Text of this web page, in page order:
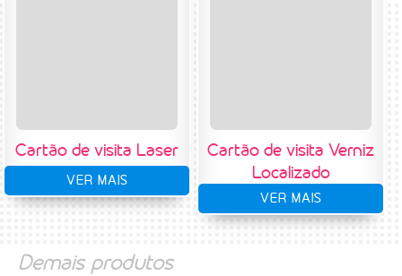
Cartão de visita Laser
VER MAIS
Cartão de visita Verniz
Localizado
VER MAIS
Demais produtos